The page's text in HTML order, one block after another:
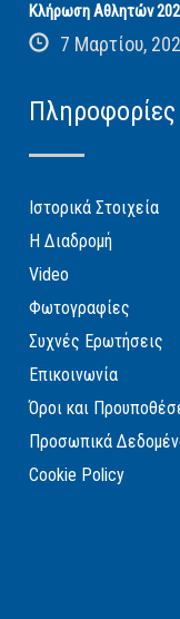
Κλήρωση Αθλητών
7 Μαρτίου,
Πληροφορίες
Ιστορικά Στοιχεία
Η Διαδρομή
Video
Φωτογραφίες
Συχνές Ερωτήσεις
Επικοινωνία
Όροι και
Προσωπικά
Cookie Policy